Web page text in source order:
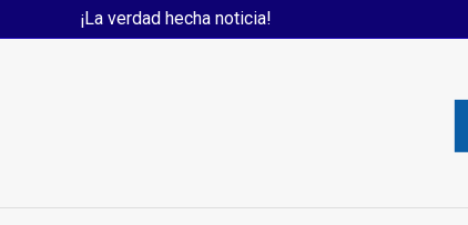
¡La verdad hecha noticia!